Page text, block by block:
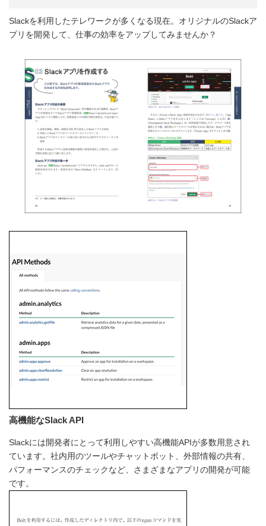
Slackを利用したテレワークが多くなる現在。オリジナルのSlackア
プリを開発して、仕事の効率をアップしてみませんか？
高機能なSlack API
Slackには開発者にとって利用しやすい高機能APIが多数用意され
ています。社内用のツールやチャットボット、外部情報の共有、
パフォーマンスのチェックなど、さまざまなアプリの開発が可能
です。